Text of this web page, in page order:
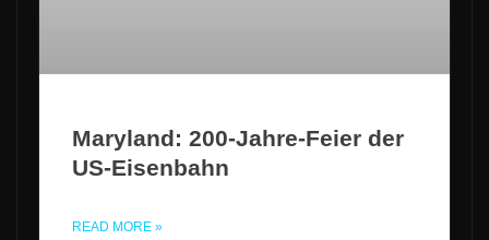
Maryland: 200-Jahre-Feier der
US-Eisenbahn
READ MORE »